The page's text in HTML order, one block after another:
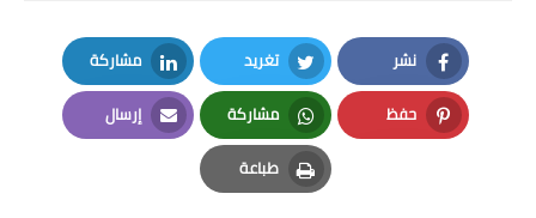
نشر
Facebook
تغريد
Twitter
مشاركة
LinkedIn
حفظ
Pinterest
مشاركة
Whatsapp
إرسال
Email
طباعة
Print